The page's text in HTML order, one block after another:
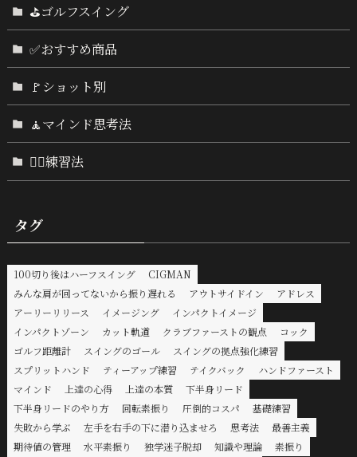
⛳ゴルフスイング
✅おすすめ商品
🚩ショット別
🧘マインド思考法
🏌️‍♂️練習法
タグ
100切り後はハーフスイング
CIGMAN
みんな肩が回ってないから振り遅れる
アウトサイドイン
アドレス
アーリーリリース
イメージング
インパクトイメージ
インパクトゾーン
カット軌道 クラブファーストの観点
コック
ゴルフ距離計
スイングのゴール
スイングの拠点強化練習
スプリットハンド
ティーアップ練習 テイクバック
ハンドファースト
マインド
上達の心得 上達の本質
下半身リード
下半身リードのやり方
回転素振り 圧倒的コスパ
基礎練習
失敗から学ぶ
左手を右手の下に潜り込ませろ 思考法
最善主義
期待値の管理
水平素振り 独学迷子脱却 知識や理論
素振り